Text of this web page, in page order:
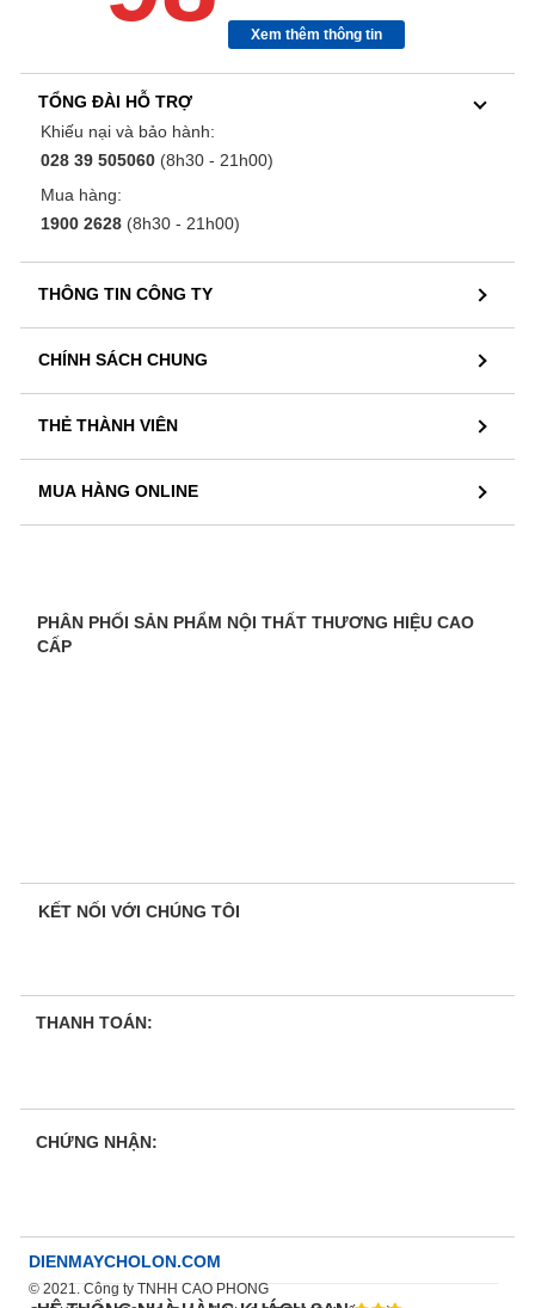
Xem thêm thông tin
TỔNG ĐÀI HỖ TRỢ
Khiếu nại và bảo hành:
028 39 505060 (8h30 - 21h00)
Mua hàng:
1900 2628 (8h30 - 21h00)
THÔNG TIN CÔNG TY
CHÍNH SÁCH CHUNG
THẺ THÀNH VIÊN
MUA HÀNG ONLINE
PHÂN PHỐI SẢN PHẨM NỘI THẤT THƯƠNG HIỆU CAO
CẤP
KẾT NỐI VỚI CHÚNG TÔI
THANH TOÁN:
CHỨNG NHẬN:
DIENMAYCHOLON.COM
© 2021. Công ty TNHH CAO PHONG